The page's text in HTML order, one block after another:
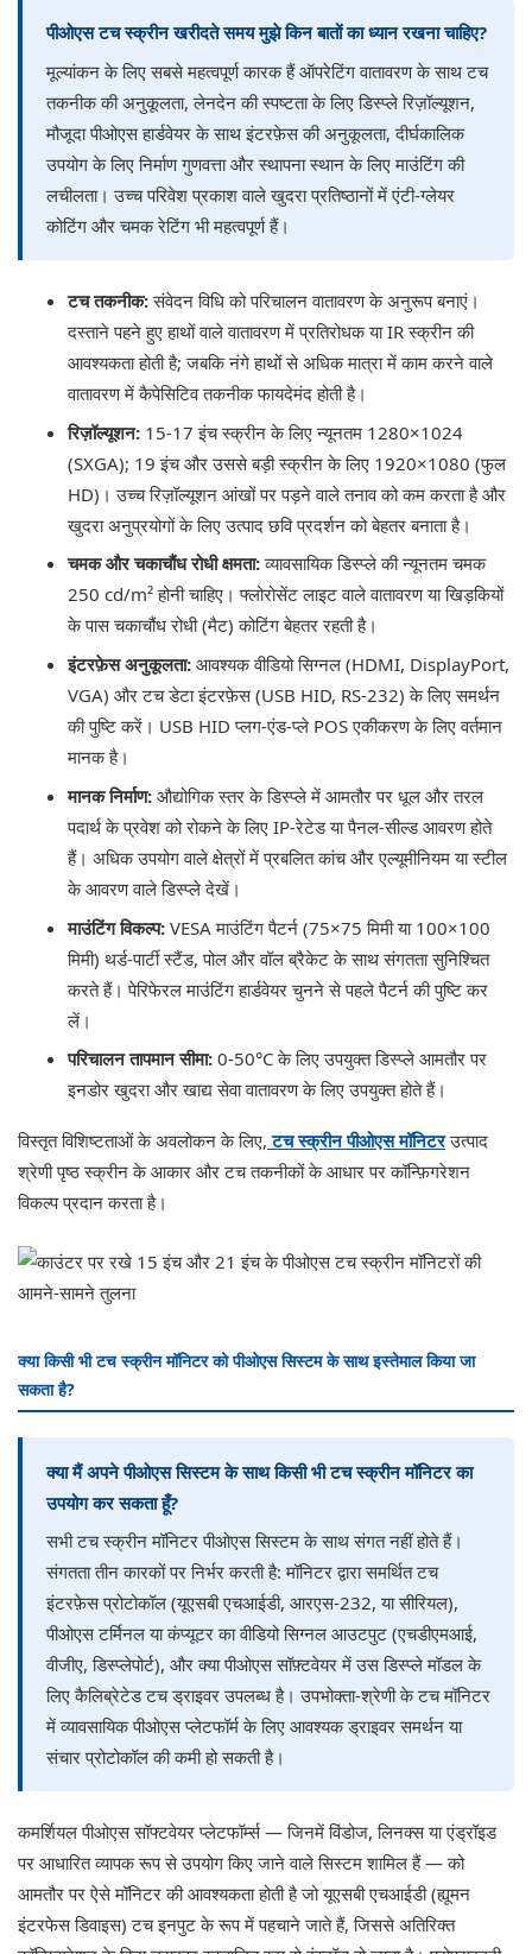
पीओएस टच स्क्रीन खरीदते समय मुझे किन बातों का ध्यान रखना चाहिए?
मूल्यांकन के लिए सबसे महत्वपूर्ण कारक हैं ऑपरेटिंग वातावरण के साथ टच
तकनीक की अनुकूलता, लेनदेन की स्पष्टता के लिए डिस्प्ले रिज़ॉल्यूशन,
मौजूदा पीओएस हार्डवेयर के साथ इंटरफ़ेस की अनुकूलता, दीर्घकालिक
उपयोग के लिए निर्माण गुणवत्ता और स्थापना स्थान के लिए माउंटिंग की
लचीलता। उच्च परिवेश प्रकाश वाले खुदरा प्रतिष्ठानों में एंटी-ग्लेयर
कोटिंग और चमक रेटिंग भी महत्वपूर्ण हैं।
टच तकनीक:संवेदन विधि को परिचालन वातावरण के अनुरूप बनाएं।
दस्ताने पहने हुए हाथों वाले वातावरण में प्रतिरोधक या IR स्क्रीन की
आवश्यकता होती है; जबकि नंगे हाथों से अधिक मात्रा में काम करने वाले
वातावरण में कैपेसिटिव तकनीक फायदेमंद होती है।
रिज़ॉल्यूशन: 15-17 इंच स्क्रीन के लिए न्यूनतम 1280×1024
(SXGA); 19 इंच और उससे बड़ी स्क्रीन के लिए 1920×1080 (फुल
HD)। उच्च रिज़ॉल्यूशन आंखों पर पड़ने वाले तनाव को कम करता है और
खुदरा अनुप्रयोगों के लिए उत्पाद छवि प्रदर्शन को बेहतर बनाता है।
चमक और चकाचौंध रोधी क्षमता:व्यावसायिक डिस्प्ले की न्यूनतम चमक
250 cd/m² होनी चाहिए। फ्लोरोसेंट लाइट वाले वातावरण या खिड़कियों
के पास चकाचौंध रोधी (मैट) कोटिंग बेहतर रहती है।
इंटरफ़ेस अनुकूलता: आवश्यक वीडियो सिग्नल (HDMI, DisplayPort,
VGA) और टच डेटा इंटरफ़ेस (USB HID, RS-232) के लिए समर्थन
की पुष्टि करें। USB HID प्लग-एंड-प्ले POS एकीकरण के लिए वर्तमान
मानक है।
मानक निर्माण: औद्योगिक स्तर के डिस्प्ले में आमतौर पर धूल और तरल
पदार्थ के प्रवेश को रोकने के लिए IP-रेटेड या पैनल-सील्ड आवरण होते
हैं। अधिक उपयोग वाले क्षेत्रों में प्रबलित कांच और एल्यूमीनियम या स्टील
के आवरण वाले डिस्प्ले देखें।
माउंटिंग विकल्प: VESA माउंटिंग पैटर्न (75×75 मिमी या 100×100
मिमी) थर्ड-पार्टी स्टैंड, पोल और वॉल ब्रैकेट के साथ संगतता सुनिश्चित
करते हैं। पेरिफेरल माउंटिंग हार्डवेयर चुनने से पहले पैटर्न की पुष्टि कर
लें।
परिचालन तापमान सीमा: 0-50°C के लिए उपयुक्त डिस्प्ले आमतौर पर
इनडोर खुदरा और खाद्य सेवा वातावरण के लिए उपयुक्त होते हैं।
विस्तृत विशिष्टताओं के अवलोकन के लिए, टच स्क्रीन पीओएस मॉनिटरउत्पाद
श्रेणी पृष्ठ स्क्रीन के आकार और टच तकनीकों के आधार पर कॉन्फ़िगरेशन
विकल्प प्रदान करता है।
क्या किसी भी टच स्क्रीन मॉनिटर को पीओएस सिस्टम के साथ इस्तेमाल किया जा
सकता है?
क्या मैं अपने पीओएस सिस्टम के साथ किसी भी टच स्क्रीन मॉनिटर का
उपयोग कर सकता हूँ?
सभी टच स्क्रीन मॉनिटर पीओएस सिस्टम के साथ संगत नहीं होते हैं।
संगतता तीन कारकों पर निर्भर करती है: मॉनिटर द्वारा समर्थित टच
इंटरफ़ेस प्रोटोकॉल (यूएसबी एचआईडी, आरएस-232, या सीरियल),
पीओएस टर्मिनल या कंप्यूटर का वीडियो सिग्नल आउटपुट (एचडीएमआई,
वीजीए, डिस्प्लेपोर्ट), और क्या पीओएस सॉफ़्टवेयर में उस डिस्प्ले मॉडल के
लिए कैलिब्रेटेड टच ड्राइवर उपलब्ध है। उपभोक्ता-श्रेणी के टच मॉनिटर
में व्यावसायिक पीओएस प्लेटफॉर्म के लिए आवश्यक ड्राइवर समर्थन या
संचार प्रोटोकॉल की कमी हो सकती है।
कमर्शियल पीओएस सॉफ्टवेयर प्लेटफॉर्म्स — जिनमें विंडोज, लिनक्स या एंड्रॉइड
पर आधारित व्यापक रूप से उपयोग किए जाने वाले सिस्टम शामिल हैं — को
आमतौर पर ऐसे मॉनिटर की आवश्यकता होती है जो यूएसबी एचआईडी (ह्यूमन
इंटरफेस डिवाइस) टच इनपुट के रूप में पहचाने जाते हैं, जिससे अतिरिक्त